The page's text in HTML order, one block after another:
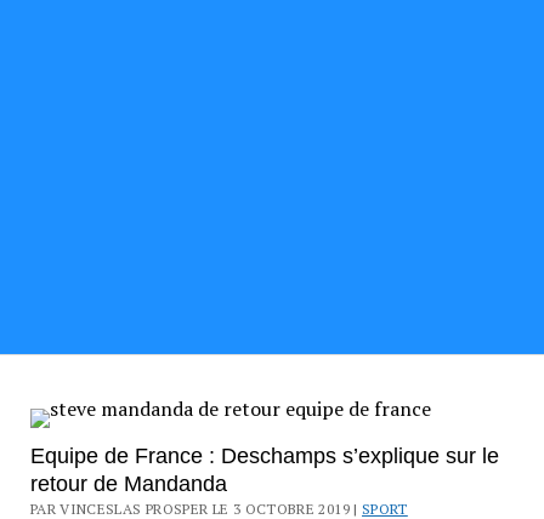
Equipe de France : Deschamps s’explique sur le
retour de Mandanda
PAR VINCESLAS PROSPER LE 3 OCTOBRE 2019 | SPORT